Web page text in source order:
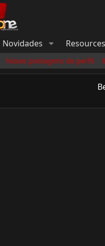
Novidades Resources
Novas postagens de perfil